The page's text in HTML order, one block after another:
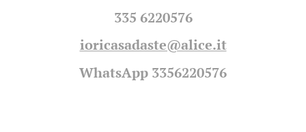
335 6220576
ioricasadaste@alice.it
WhatsApp 3356220576